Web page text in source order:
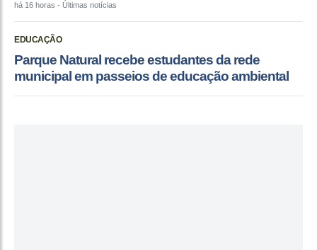
há 16 horas - Últimas notícias
EDUCAÇÃO
Parque Natural recebe estudantes da rede
municipal em passeios de educação ambiental